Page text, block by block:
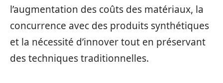
l’augmentation des coûts des matériaux, la
concurrence avec des produits synthétiques
et la nécessité d’innover tout en préservant
des techniques traditionnelles.